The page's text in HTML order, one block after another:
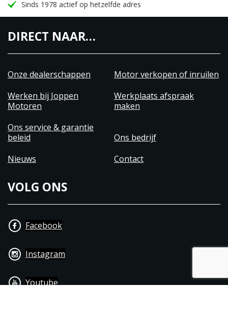
Sinds 1978 actief op hetzelfde adres
DIRECT NAAR…
Onze dealerschappen
Motor verkopen of inruilen
Werken bij Joppen
Motoren
Werkplaats afspraak
maken
Ons service & garantie
beleid
Ons bedrijf
Nieuws
Contact
VOLG ONS
Facebook
Instagram
Youtube